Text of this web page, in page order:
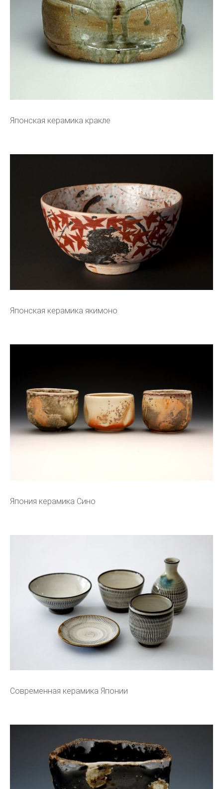
Японская керамика кракле
Японская керамика якимоно
Япония керамика Сино
Современная керамика Японии